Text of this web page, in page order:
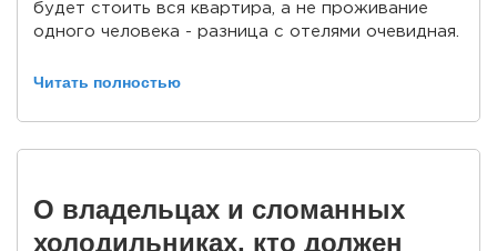
будет стоить вся квартира, а не проживание
одного человека - разница с отелями очевидная.
Читать полностью
О владельцах и сломанных
холодильниках, кто должен